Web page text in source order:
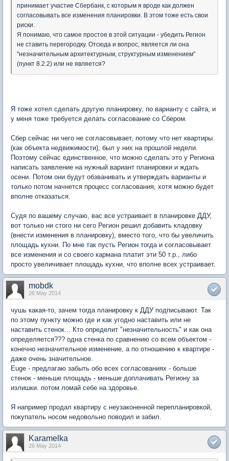
принимает участие Сбербанк, с которым я вроде как должен
согласовывать все изменения планировки. В этом тоже есть свои
риски.
Я понимаю, что самое простое в этой ситуации - убедить Регион
не ставить перегородку. Отсюда и вопрос, является ли она
"незначительным архитектурным, структурным изменением"
(пункт 8.2.2) или не является?
Я тоже хотел сделать другую планировку, по варианту с сайта, и
у меня тоже требуется делать согласование со Сбером.
Сбер сейчас ни чего не согласовывает, потому что нет квартиры
(как объекта недвижимости), был у них на прошлой недели.
Поэтому сейчас единственное, что можно сделать это у Региона
написать заявление на нужный вариант планировки и ждать
осени. Потом они будут обзванивать и утверждать варианты и
только потом начнется процесс согласования, хотя можно будет
вполне отказаться.
Судя по вашему случаю, вас все устраивает в планировке ДДУ,
вот только ни стого ни сего Регион решил добавить кладовку
(внести изменения в планировку), вместо того, что бы увеличить
площадь кухни. По мне так пусть Регион тогда и согласовывает
все изменения и со своего кармана платит эти 50 т.р., либо
просто увеличивает площадь кухни, что вполне всех устраивает.
mobdk
26 May 2014
чушь какая-то, зачем тогда планировку к ДДУ подписывают. Так
по этому пункту можно где и как угодно наставить или не
наставить стенок... Кто определит "незначительность" и как она
определяется??? одна стенка по сравнению со всем объектом -
конечно незначительное изменение, а по отношению к квартире -
даже очень значительное.
Euge - предлагаю забыть обо всех согласованиях - больше
стенок - меньше площадь - меньше доплачивать Региону за
излишки. потом ломай себе на здоровье.
Я например продал квартиру с неузаконенной перепланировкой,
покупатель носом недовольно поводил и забил.
Karamelka
26 May 2014